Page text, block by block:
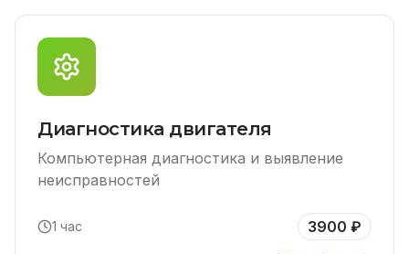
Диагностика двигателя
Компьютерная диагностика и выявление
неисправностей
1 час 3900 ₽